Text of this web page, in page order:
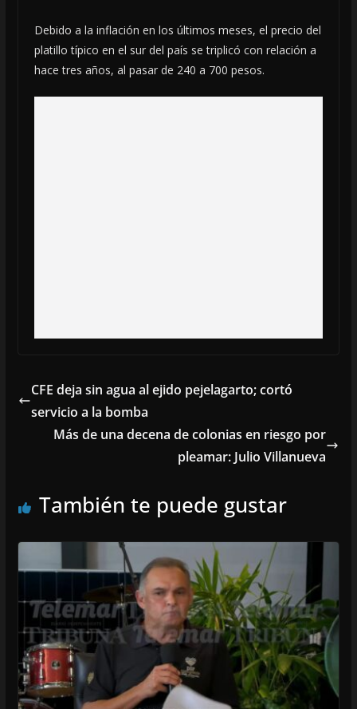
Debido a la inflación en los últimos meses, el precio del
platillo típico en el sur del país se triplicó con relación a
hace tres años, al pasar de 240 a 700 pesos.
CFE deja sin agua al ejido pejelagarto; cortó
servicio a la bomba
Más de una decena de colonias en riesgo por
pleamar: Julio Villanueva
También te puede gustar